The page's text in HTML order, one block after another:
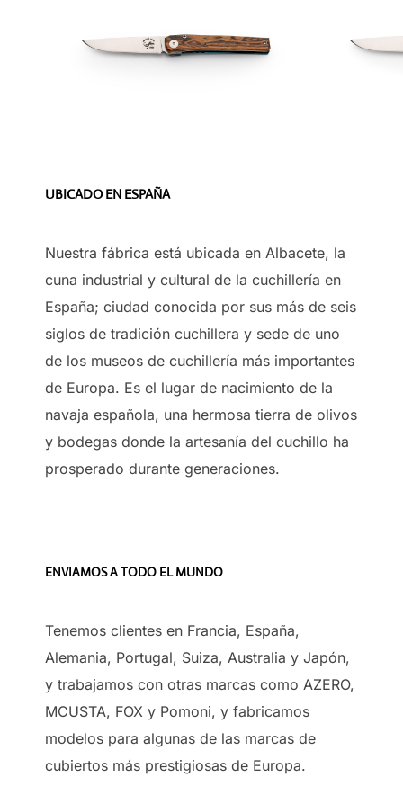
UBICADO EN ESPAÑA
Nuestra fábrica está ubicada en Albacete, la
cuna industrial y cultural de la cuchillería en
España; ciudad conocida por sus más de seis
siglos de tradición cuchillera y sede de uno
de los museos de cuchillería más importantes
de Europa. Es el lugar de nacimiento de la
navaja española, una hermosa tierra de olivos
y bodegas donde la artesanía del cuchillo ha
prosperado durante generaciones.
ENVIAMOS A TODO EL MUNDO
Tenemos clientes en Francia, España,
Alemania, Portugal, Suiza, Australia y Japón,
y trabajamos con otras marcas como AZERO,
MCUSTA, FOX y Pomoni, y fabricamos
modelos para algunas de las marcas de
cubiertos más prestigiosas de Europa.